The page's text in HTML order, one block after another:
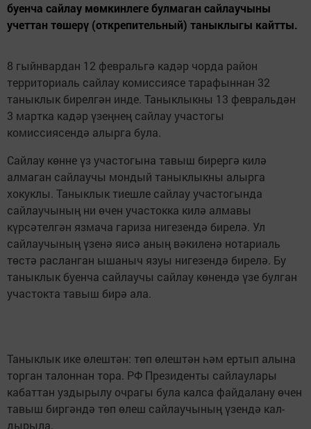
буенча сайлау мөмкинлеге булмаган сайлаучыны
учеттан төшерү (открепительный) таныклыгы кайтты.
8 гыйнвардан 12 февральгә кадәр чор­да район
территориаль сайлау комиссиясе та­рафыннан 32
таныклык бирелгән инде. Таныклык­ны 13 февральдән
3 мар­тка кадәр үзеңнең сайлау участогы
комиссиясендә алырга була.
Сайлау көнне үз участо­гына тавыш бирергә килә
алмаган сайлаучы мон­дый таныклыкны алырга
хокуклы. Таныклык ти­ешле сайлау участогын­да
сайлаучының ни өчен участокка килә алмавы
күрсәтелгән язмача гари­за нигезендә бирелә. Ул
сайлаучының үзенә яисә аның вәкиленә нотариаль
төстә расланган ышаныч язуы нигезендә бирелә. Бу
таныклык буенча сай­лаучы сайлау көнендә үзе булган
участокта та­выш бирә ала.
Таныклык ике өлештән: төп өлештән һәм ертып алына
торган талоннан тора. РФ Президенты сайлаулары
кабаттан уз­дырылу очрагы була кал­са файдалану өчен
та­выш биргәндә төп өлеш сайлаучының үзендә кал­
дырыла.